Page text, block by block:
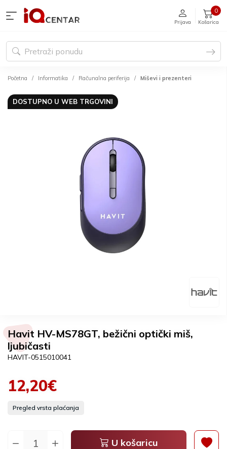
Prijava Košarica
0
Početna Informatika Računalna periferija Miševi i prezenteri
DOSTUPNO U WEB TRGOVINI
Havit HV-MS78GT, bežični optički miš,
ljubičasti
HAVIT-0515010041
12,20€
Pregled vrsta plaćanja
U košaricu